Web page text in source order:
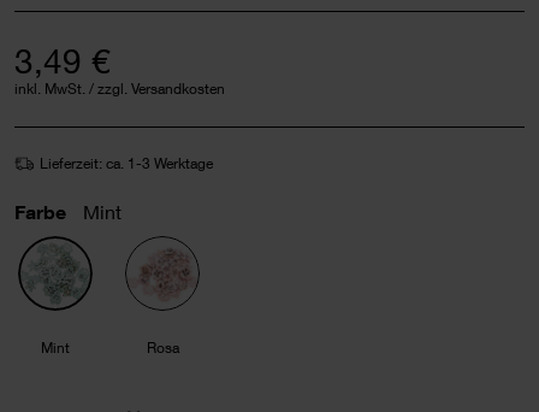
3,49 €
inkl. MwSt. / zzgl. Versandkosten
Lieferzeit: ca. 1-3 Werktage
Farbe Mint
Mint Rosa